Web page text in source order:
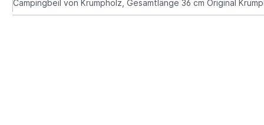
Campingbeil von Krumpholz, Gesamtlänge 36 cm Original